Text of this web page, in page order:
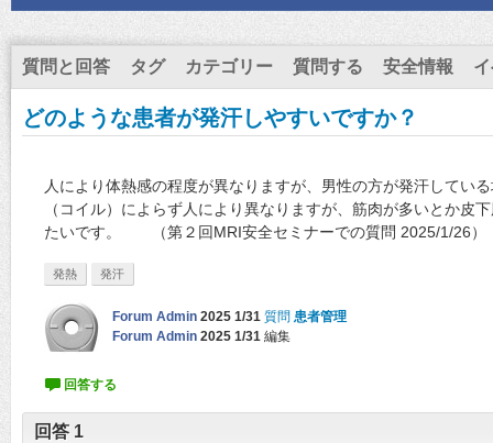
質問と回答 タグ カテゴリー 質問する 安全情報
どのような患者が発汗しやすいですか？
人により体熱感の程度が異なりますが、男性の方が発汗してい
（コイル）によらず人により異なりますが、筋肉が多いとか皮
たいです。 （第２回MRI安全セミナーでの質問 2025/1/26）
発熱 発汗
Forum Admin 2025 1/31 質問 患者管理
Forum Admin 2025 1/31 編集
回答 1